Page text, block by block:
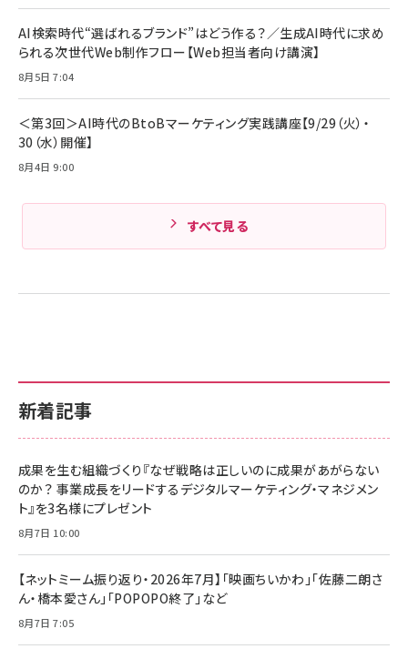
Amazonランキングをもっと見る
ケーブル Anker絡まないケーブル 240W 結束バン
ド付き USB PD対応 シリコン素材採用 iPhone
17 / 16 / 15 / Galaxy iPad Pro MacBook
Pro/Air 各種対応 (1.8m ミッドナイトブラック)
￥1,890
￥4,857
新着記事
成果を生む組織づくり『なぜ戦略は正しいのに成果があがらない
のか？ 事業成長をリードするデジタルマーケティング・マネジメン
ト』を3名様にプレゼント
8月7日 10:00
【ネットミーム振り返り・2026年7月】「映画ちいかわ」「佐藤二朗さ
ん・橋本愛さん」「POPOPO終了」など
8月7日 7:05
AI検索時代“選ばれるブランド”はどう作る？／生成AI時代に求め
られる次世代Web制作フロー【Web担当者向け講演】
8月5日 7:04
＜第3回＞AI時代のBtoBマーケティング実践講座【9/29（火）・
30（水）開催】
8月4日 9:00
すべて見る